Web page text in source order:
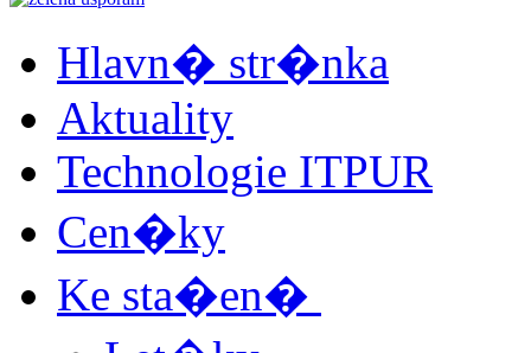
Hlavn� str�nka
Aktuality
Technologie ITPUR
Cen�ky
Ke sta�en�